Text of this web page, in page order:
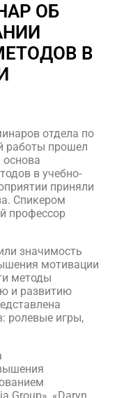
ОБ
В
отдела по
работы прошел
основа
в учебно-
приняли
Спикером
профессор
значимость
мотивации
методы
и развитию
ролевые игры,